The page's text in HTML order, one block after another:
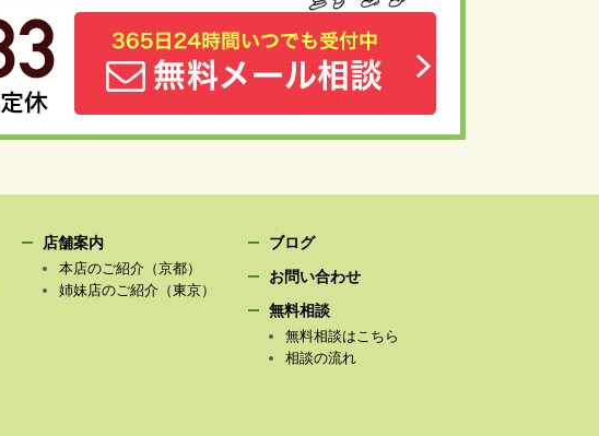
店舗案内
本店のご紹介（京都）
姉妹店のご紹介（東京）
ブログ
お問い合わせ
無料相談
無料相談はこちら
相談の流れ